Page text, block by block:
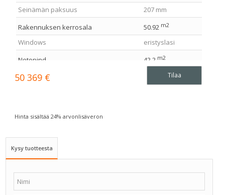
Seinämän paksuus
207 mm
Rakennuksen kerrosala
50.92 m2
Windows
eristyslasi
Netopind
42.2 m2
Terassi
tilattavissa
Katon ulkonema
Katon kaltevuus
50 369 € Tilaa
Hinta sisältää 24% arvonlisäveron
Kysy tuotteesta